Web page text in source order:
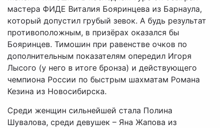
мастера ФИДЕ Виталия Бояринцева из Барнаула,
который допустил грубый зевок. А будь результат
противоположным, в призёрах оказался бы
Бояринцев. Тимошин при равенстве очков по
дополнительным показателям опередил Игоря
Лысого (у него в итоге бронза) и действующего
чемпиона России по быстрым шахматам Романа
Кезина из Новосибирска.
Среди женщин сильнейшей стала Полина
Шувалова, среди девушек – Яна Жапова из